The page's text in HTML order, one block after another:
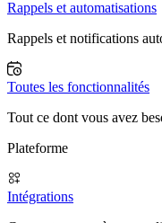
Rappels et automatisations
Rappels et notifications
Toutes les fonctionnalités
Tout ce dont vous avez
Plateforme
Intégrations